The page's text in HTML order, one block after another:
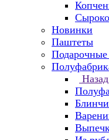
Новинки
Паштеты
Назад